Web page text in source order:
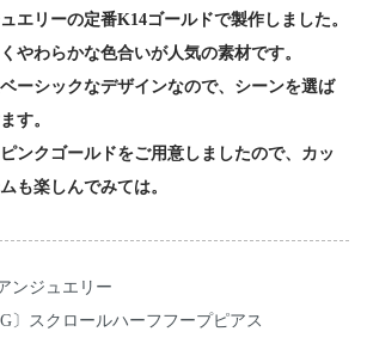
エリーの定番K14ゴールドで製作しました。
やわらかな色合いが人気の素材です。
ーシックなデザインなので、シーンを選ば
す。
ンクゴールドをご用意しましたので、カッ
も楽しんでみては。
ンジュエリー
〕スクロールハーフフープピアス